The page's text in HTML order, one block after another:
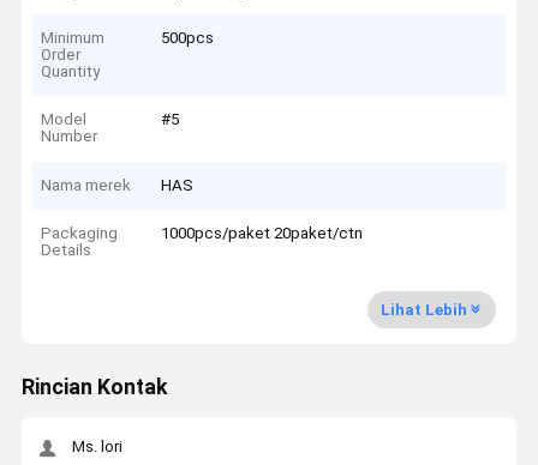
Minimum
Order
Quantity
500pcs
Model
Number
#5
Nama merek HAS
Packaging
Details
1000pcs/paket 20paket/ctn
Lihat Lebih
Rincian Kontak
Ms. lori